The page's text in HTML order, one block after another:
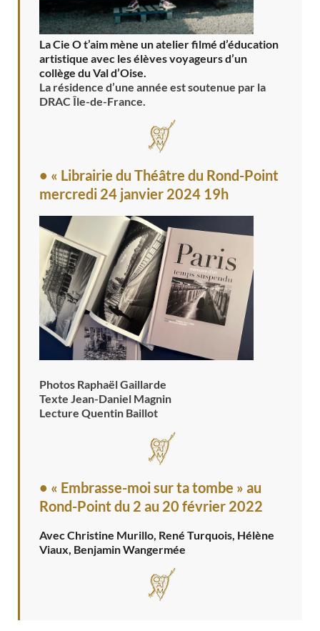
La Cie O t’aim mène un atelier filmé d’éducation
artistique avec les élèves voyageurs d’un
collège du Val d’Oise.
La résidence d’une année est soutenue par la
DRAC Île-de-France.
• « Librairie du Théâtre du Rond-Point
mercredi 24 janvier 2024 19h
Photos Raphaël Gaillarde
Texte Jean-Daniel Magnin
Lecture Quentin Baillot
• « Embrasse-moi sur ta tombe » au
Rond-Point du 2 au 20 février 2022
Avec Christine Murillo, René Turquois, Hélène
Viaux, Benjamin Wangermée